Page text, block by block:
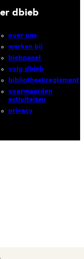
dbieb
over ons
werken bij
biebpanel
volg dbieb
bibliotheekreglement
voorwaarden
activiteiten
privacy